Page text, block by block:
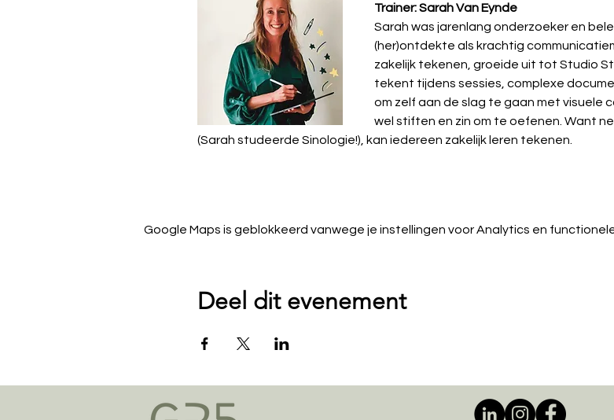
Trainer: Sarah Van Eynde
Sarah was jarenlang onderzoeker en
(her)ontdekte als krachtig
zakelijk tekenen, groeide uit tot Studio
tekent tijdens sessies, complexe
om zelf aan de slag te gaan met visuele
wel stiften en zin om te oefenen. Want
(Sarah studeerde Sinologie!), kan iedereen zakelijk leren tekenen.
Google Maps is geblokkeerd vanwege je instellingen voor Analytics en
Deel dit evenement